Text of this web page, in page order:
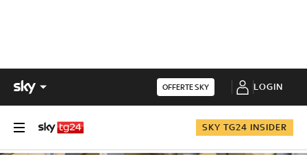
OFFERTE SKY LOGIN
SKY TG24 INSIDER